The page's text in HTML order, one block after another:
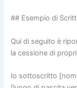
## Esempio di
Qui di seguito è
la cessione di
Io sottoscritto